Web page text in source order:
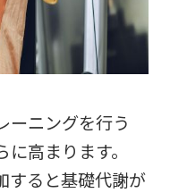
ーニングを行う
高まります。
すると基礎代謝が